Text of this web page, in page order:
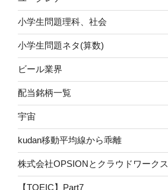
小学生問題理科、社会
小学生問題ネタ(算数)
ビール業界
配当銘柄一覧
宇宙
kudan移動平均線から乖離
株式会社OPSIONとクラウドワークス
【TOEIC】Part7